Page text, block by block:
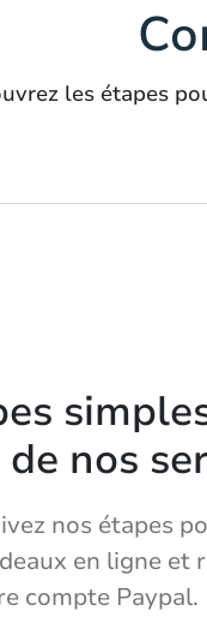
les étapes
nos
nos étapes
en ligne et
compte Paypal.